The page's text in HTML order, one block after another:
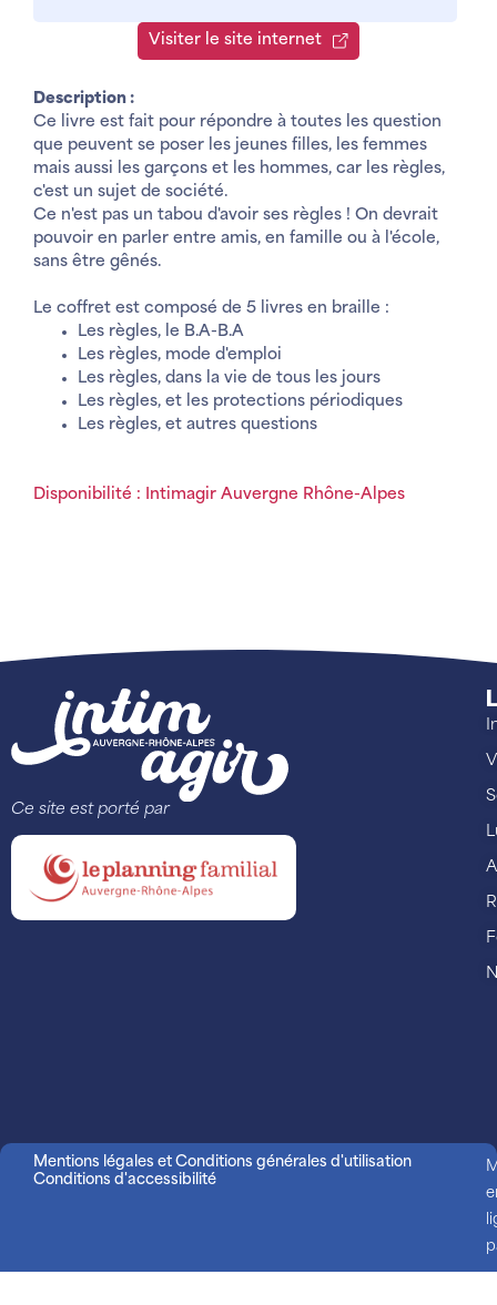
Visiter le site internet
Description :
Ce livre est fait pour répondre à toutes les question
que peuvent se poser les jeunes filles, les femmes
mais aussi les garçons et les hommes, car les règles,
c'est un sujet de société.
Ce n'est pas un tabou d'avoir ses règles ! On devrait
pouvoir en parler entre amis, en famille ou à l'école,
sans être gênés.
Le coffret est composé de 5 livres en braille :
Les règles, le B.A-B.A
Les règles, mode d'emploi
Les règles, dans la vie de tous les jours
Les règles, et les protections périodiques
Les règles, et autres questions
Disponibilité : Intimagir Auvergne Rhône-Alpes
Ce site est porté par
Mentions légales et Conditions générales d'utilisation
Conditions d'accessibilité